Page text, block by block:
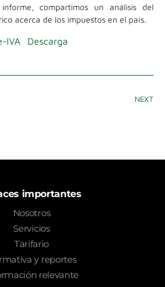
compartimos un análisis del
acerca de los impuestos en el país.
IVA Descarga
NEXT
importantes
Nosotros
Servicios
Tarifario
y reportes
relevante